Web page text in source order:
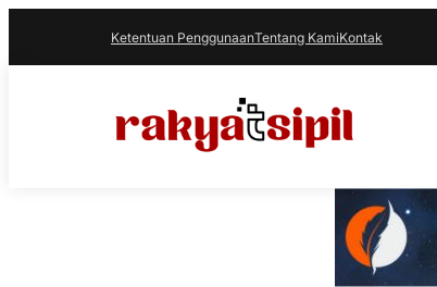
Ketentuan PenggunaanTentang KamiKontak